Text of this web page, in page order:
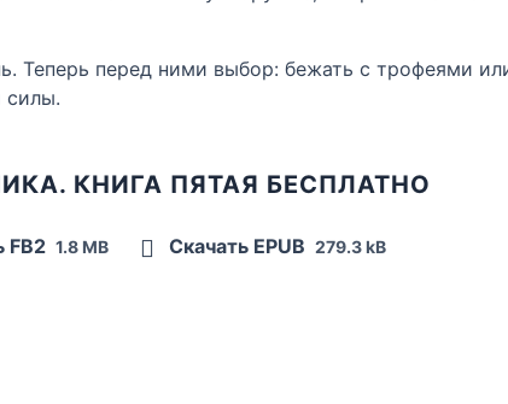
Теперь перед ними выбор: бежать с трофеями
силы.
КНИГА ПЯТАЯ БЕСПЛАТНО
FB2 1.8 MB Скачать EPUB 279.3 kB